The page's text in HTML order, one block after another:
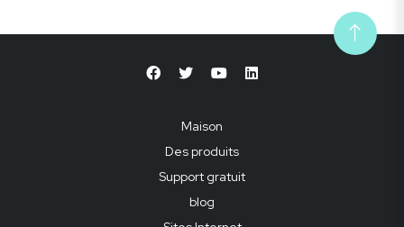
Maison
Des produits
Support gratuit
blog